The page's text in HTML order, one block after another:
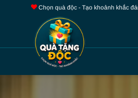
Chọn quà độc - Tạo khoảnh khắc